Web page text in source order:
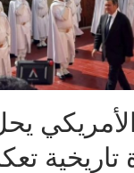
تاريخية